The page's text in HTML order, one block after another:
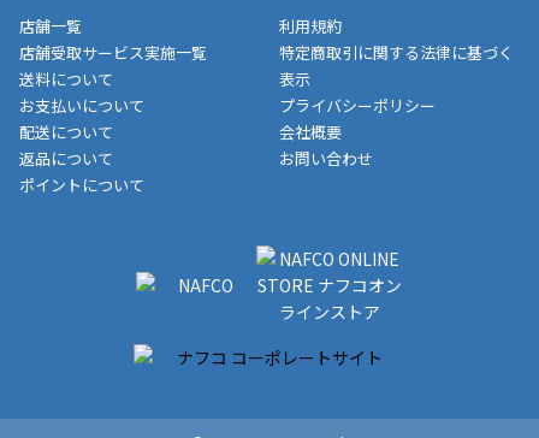
■商品によっては一部決済方法が使用できない場合がございま
す。
メーカー直送品など一部商品については、その他商品との購入に
制限がかかる場合がございます。また発送日についても、通常と
異なる場合がございます。対象商品の説明ページをご確認くださ
い。
■店舗受取をご選択いただいた場合
ご注文が確認出来次第、お受取される店舗在庫を使用してご準備
をさせていただきます。店舗に在庫がない場合は店舗よりお取り
いただく場合がございます。店舗準備でのお渡しとなる為、商品
のみの受け渡しとなります。（箱や納品書は付属しておりませ
ん）店舗で準備が出来次第、メールにてご連絡させていただきま
店舗一覧
店舗受取サービス実施一覧
送料について
お支払いについて
配送について
返品について
ポイントについて
利用規約
特定商取引に関する法律に基づく
表示
プライバシーポリシー
会社概要
お問い合わせ